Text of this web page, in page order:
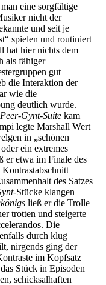
eine sorgfältige
nicht der
und seit je
spielen und routiniert
hat hier nichts dem
als fähiger
gut
die Interaktion der
wie die
deutlich wurde.
Peer-Gynt-Suite kam
legte Marshall Wert
in „schönen
ein extremes
er etwa im Finale des
des Satzes
-Stücke klangen
ließ er die Trolle
trotten und steigerte
Die
durch klug
nirgends ging der
im Kopfsatz
Stück in Episoden
schicksalhaften